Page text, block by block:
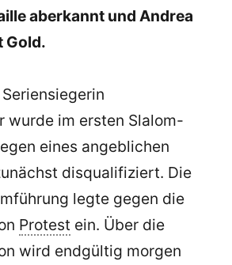
aberkannt und Andrea
Gold.
wurde im ersten Slalom-
eines angeblichen
disqualifiziert. Die
legte gegen die
Protest ein. Über die
wird endgültig morgen